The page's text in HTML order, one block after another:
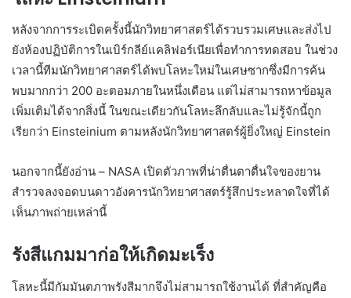
หลังจากการระเบิดครั้งนี้นักวิทยาศาสตร์ได้รวบรวมเศษและส่งไป
ยังห้องปฏิบัติการในเบิร์กลีย์แคลิฟอร์เนียเพื่อทำการทดสอบ ในช่วง
เวลานี้ทีมนักวิทยาศาสตร์ได้พบโลหะใหม่ในเศษซากซึ่งมีการค้น
พบมากกว่า 200 อะตอมภายในหนึ่งเดือน แต่ไม่สามารถหาข้อมูล
เพิ่มเติมได้จากสิ่งนี้ ในขณะเดียวกันโลหะลึกลับและไม่รู้จักนี้ถูก
เรียกว่า Einsteinium ตามหลังนักวิทยาศาสตร์ผู้ยิ่งใหญ่ Einstein
นอกจากนี้ยังอ่าน – NASA เปิดตัวภาพที่น่าตื่นตาตื่นใจของยาน
สำรวจลงจอดบนดาวอังคารนักวิทยาศาสตร์รู้สึกประหลาดใจที่ได้
เห็นภาพถ่ายเหล่านี้
รังสีแกมมาก่อให้เกิดมะเร็ง
โลหะนี้มีกัมมันตภาพรังสีมากจึงไม่สามารถใช้งานได้ ที่สำคัญคือ